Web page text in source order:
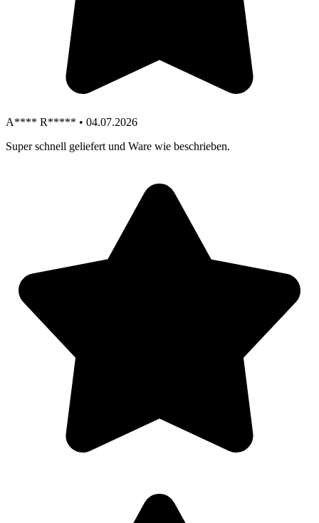
A**** R***** • 04.07.2026
Super schnell geliefert und Ware wie beschrieben.